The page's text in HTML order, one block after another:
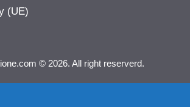
(UE)
© 2026. All right reserverd.